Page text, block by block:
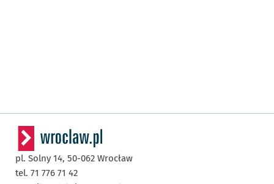
pl. Solny 14, 50-062 Wrocław
tel. 71 776 71 42